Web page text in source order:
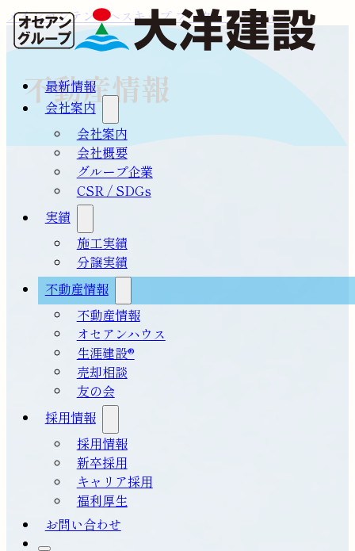
メインコンテンツへスキップフッターへスキップ
最新情報
会社案内
会社案内
会社概要
グループ企業
CSR / SDGs
実績
施工実績
分譲実績
不動産情報
不動産情報
オセアンハウス
生涯建設®
売却相談
友の会
採用情報
採用情報
新卒採用
キャリア採用
福利厚生
お問い合わせ
不動産情報